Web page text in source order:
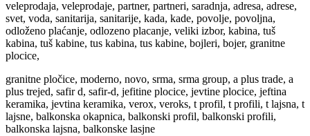
veleprodaja, veleprodaje, partner, partneri, saradnja, adresa, adrese,
svet, voda, sanitarija, sanitarije, kada, kade, povolje, povoljna,
odloženo plaćanje, odlozeno placanje, veliki izbor, kabina, tuš
kabina, tuš kabine, tus kabina, tus kabine, bojleri, bojer, granitne
plocice,
granitne pločice, moderno, novo, srma, srma group, a plus trade, a
plus trejed, safir d, safir-d, jefitine plocice, jevtine plocice, jeftina
keramika, jevtina keramika, verox, veroks, t profil, t profili, t lajsna, t
lajsne, balkonska okapnica, balkonski profil, balkonski profili,
balkonska lajsna, balkonske lasjne